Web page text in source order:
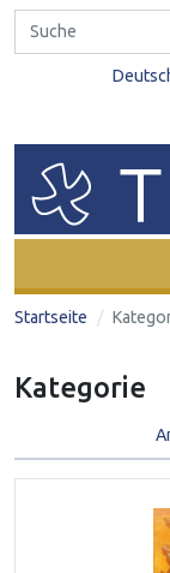
Startseite
Kategorie